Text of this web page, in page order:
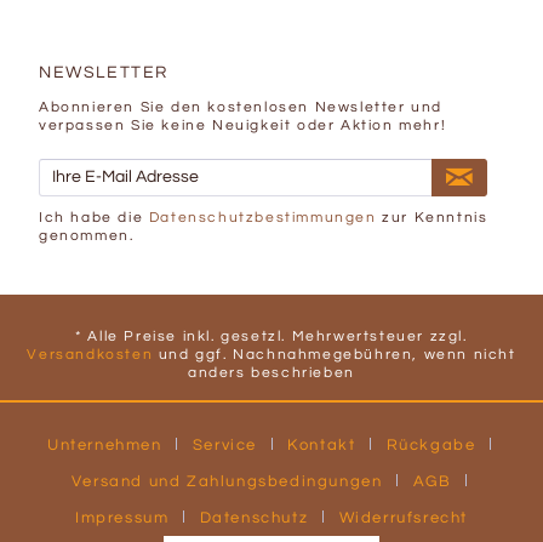
NEWSLETTER
Abonnieren Sie den kostenlosen Newsletter und
verpassen Sie keine Neuigkeit oder Aktion mehr!
Ich habe die Datenschutzbestimmungen zur Kenntnis
genommen.
* Alle Preise inkl. gesetzl. Mehrwertsteuer zzgl.
Versandkosten und ggf. Nachnahmegebühren, wenn nicht
anders beschrieben
Unternehmen Service Kontakt Rückgabe
Versand und Zahlungsbedingungen AGB
Impressum Datenschutz Widerrufsrecht